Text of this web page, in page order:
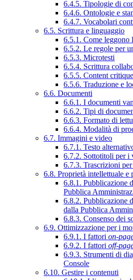
6.4.5. Tipologie di
6.4.6. Ontologie e
6.4.7. Vocabolari
6.5. Scrittura e linguaggio
6.5.1. Come leggono
6.5.2. Le regole per
6.5.3. Microtesti
6.5.4. Scrittura
6.5.5. Content critique
6.5.6. Traduzione e
6.6. Documenti
6.6.1. I documenti
6.6.2. Tipi di
6.6.3. Formato di
6.6.4. Modalità di
6.7. Immagini e video
6.7.1. Testo
6.7.2. Sottotitoli per i
6.7.3. Trascrizioni
6.8. Proprietà intellettuale e
6.8.1. Pubblicazione
Pubblica
6.8.2. Pubblicazione
dalla Pubblica
6.8.3. Consenso dei
6.9. Ottimizzazione per i
6.9.1. I fattori on-
6.9.2. I fattori off-
6.9.3. Strumenti di
Console
6.10. Gestire i contenuti